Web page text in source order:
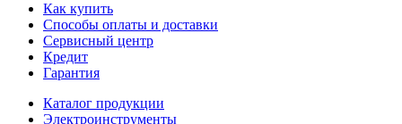
Как купить
Способы оплаты и доставки
Сервисный центр
Кредит
Гарантия
Каталог продукции
Электроинструменты